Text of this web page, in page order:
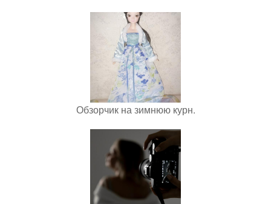
Обзорчик на зимнюю курн.